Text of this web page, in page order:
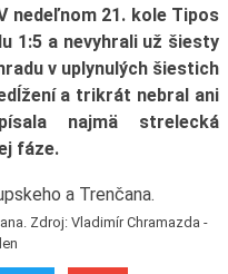
nedeľnom 21. kole Tipos
1:5 a nevyhrali už šiesty
v uplynulých šiestich
a trikrát nebral ani
najmä strelecká
fáze.
Zdroj: Vladimír Chramazda -